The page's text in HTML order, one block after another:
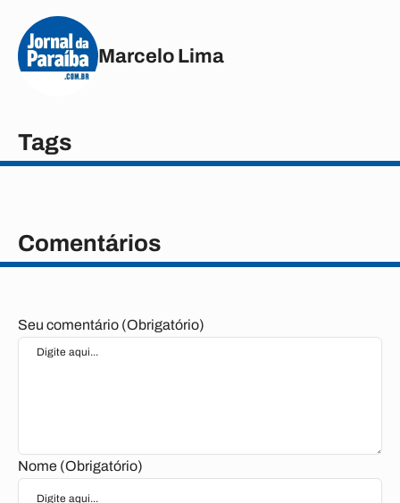
Marcelo Lima
Tags
Comentários
Seu comentário (Obrigatório)
Nome (Obrigatório)